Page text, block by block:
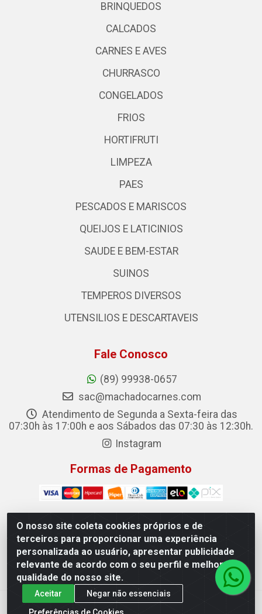
O nosso site coleta cookies próprios e de
terceiros para proporcionar uma experiência
personalizada ao usuário, apresentar publicidade
relevante de acordo com o seu perfil e melhorar a
qualidade do nosso site.
Aceitar
Negar não essenciais
Preferências de Cookies
BRINQUEDOS
CALCADOS
CARNES E AVES
CHURRASCO
CONGELADOS
FRIOS
HORTIFRUTI
LIMPEZA
PAES
PESCADOS E MARISCOS
QUEIJOS E LATICINIOS
SAUDE E BEM-ESTAR
SUINOS
TEMPEROS DIVERSOS
UTENSILIOS E DESCARTAVEIS
Fale Conosco
(89) 99938-0657
sac@machadocarnes.com
Atendimento de Segunda a Sexta-feira das
07:30h às 17:00h e aos Sábados das 07:30 às 12:30h.
Instagram
Formas de Pagamento
Machado Carnes Distribuidora de Alimentos LTDA -
Logradouro: Avenida Candido Aleixo, 148 - Centro - Oeiras/PI
- CEP 64.500-000 - 31.391.008/0001-50